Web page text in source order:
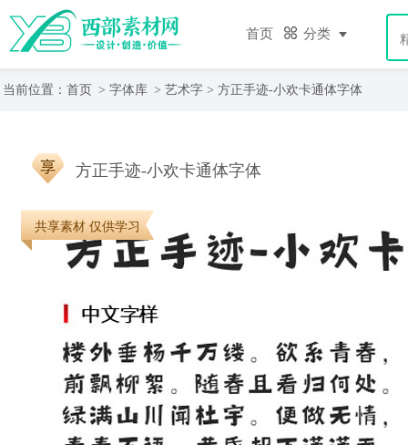
首页 分类
当前位置： 首页 > 字体库 > 艺术字 > 方正手迹-小欢卡通体字体
方正手迹-小欢卡通体字体
共享素材 仅供学习